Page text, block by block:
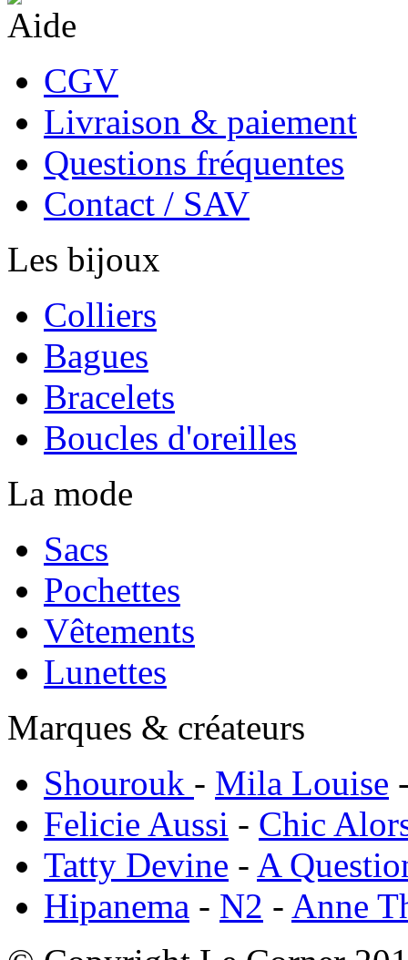
Aide
CGV
Livraison & paiement
Questions fréquentes
Contact / SAV
Les bijoux
Colliers
Bagues
Bracelets
Boucles d'oreilles
La mode
Sacs
Pochettes
Vêtements
Lunettes
Marques & créateurs
Shourouk - Mila Louise
Felicie Aussi - Chic
Tatty Devine - A
Hipanema - N2 - Anne